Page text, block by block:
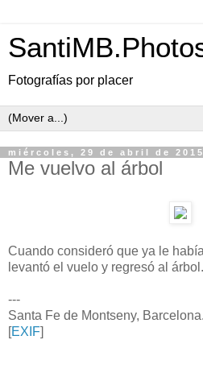
Fotografías por placer
miércoles, 29 de abril de 2015
Me vuelvo al árbol
Cuando consideró que ya le
levantó el vuelo y regresó al árbol.
---
Santa Fe de Montseny, Barcelona.
[EXIF]